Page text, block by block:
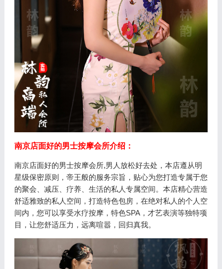
南京店面好的男士按摩会所介绍：
南京店面好的男士按摩会所,男人放松好去处，本店遵从明
星级保密原则，帝王般的服务宗旨，贴心为您打造专属于您
的聚会、减压、疗养、生活的私人专属空间。本店精心营造
舒适雅致的私人空间，打造特色包房，在绝对私人的个人空
间内，您可以享受水疗按摩，特色SPA，才艺表演等独特项
目，让您舒适压力，远离喧嚣，回归真我。